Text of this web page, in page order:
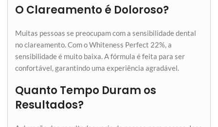
O Clareamento é Doloroso?
Muitas pessoas se preocupam com a sensibilidade dental
no clareamento. Com o Whiteness Perfect 22%, a
sensibilidade é muito baixa. A fórmula é feita para ser
confortável, garantindo uma experiência agradável.
Quanto Tempo Duram os
Resultados?